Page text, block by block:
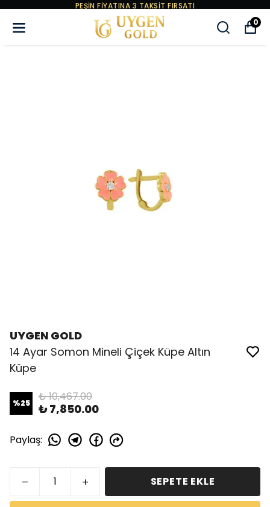
ÜYELERİMİZE ÖZEL AYRICALIKLI
0
UYGEN GOLD
14 Ayar Somon Mineli Çiçek Küpe Altın
Küpe
%25 ₺ 10,467.00
₺ 7,850.00
Paylaş:
SEPETE EKLE